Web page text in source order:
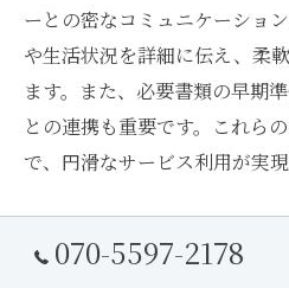
ーとの密なコミュニケーショ
や生活状況を詳細に伝え、柔
ます。また、必要書類の早期
との連携も重要です。これら
で、円滑なサービス利用が実現
070-5597-2178